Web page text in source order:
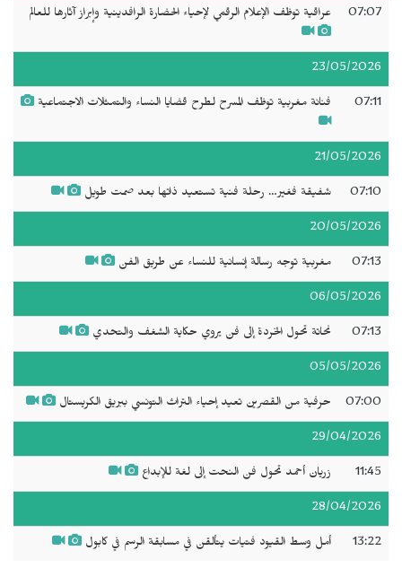
07:07 عراقية توظف الإعلام الرقمي لإحياء الحضارة الرافدينية وإبراز آثارها للعالم
23/05/2026
07:11 فنانة مغربية توظف المسرح لطرح قضايا النساء والتمثلات الاجتماعية
21/05/2026
07:10 شفيقة فغير… رحلة فنية تستعيد ذاتها بعد صمت طويل
20/05/2026
07:13 مغربية توجه رسالة إنسانية للنساء عن طريق الفن
06/05/2026
07:13 نحاتة تحول الخردة إلى فن يروي حكاية الشغف والتحدي
05/05/2026
07:00 حرفية من القصرين تعيد إحياء التراث التونسي ببريق الكريستال
29/04/2026
11:45 زريان أحمد تحول فن النحت إلى لغة للإبداع
28/04/2026
13:22 أمل وسط القيود فتيات يتألقن في مسابقة الرسم في كابول